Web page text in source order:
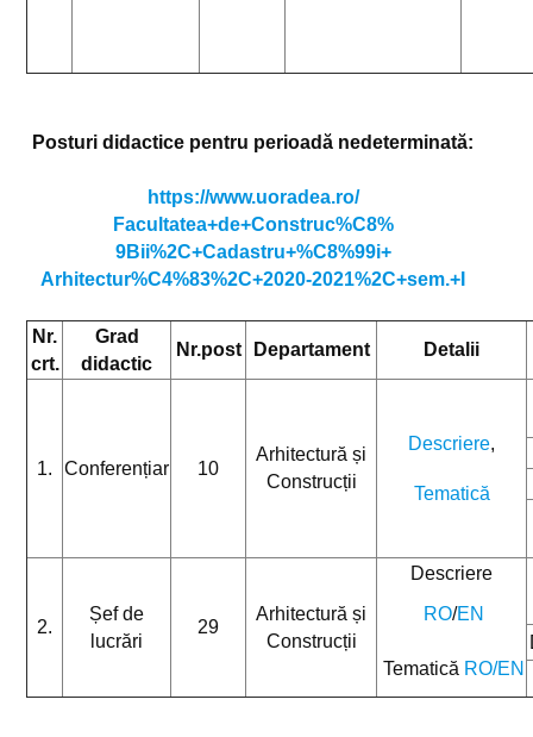
Posturi didactice pentru perioadă nedeterminată:
https://www.uoradea.ro/
Facultatea+de+Construc%C8%
9Bii%2C+Cadastru+%C8%99i+
Arhitectur%C4%83%2C+2020-2021%2C+sem.+I
Nr.
crt.
Grad
didactic
Nr.post Departament Detalii
1. Conferențiar 10
Arhitectură și
Construcții
Descriere,
Tematică
2.
Șef de
lucrări
29
Arhitectură și
Construcții
Descriere
RO/EN
Tematică RO/EN